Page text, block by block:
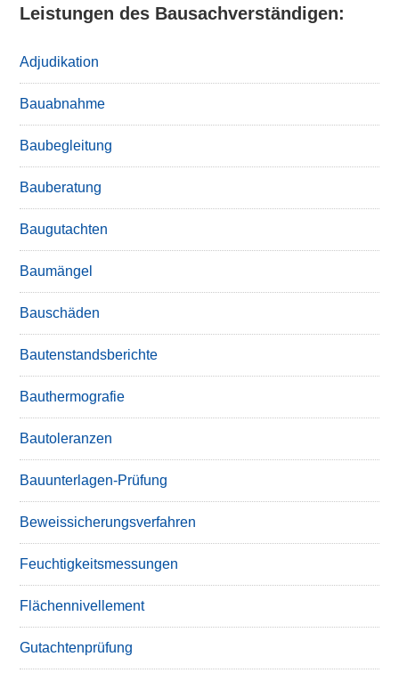
Leistungen des Bausachverständigen:
Adjudikation
Bauabnahme
Baubegleitung
Bauberatung
Baugutachten
Baumängel
Bauschäden
Bautenstandsberichte
Bauthermografie
Bautoleranzen
Bauunterlagen-Prüfung
Beweissicherungsverfahren
Feuchtigkeitsmessungen
Flächennivellement
Gutachtenprüfung